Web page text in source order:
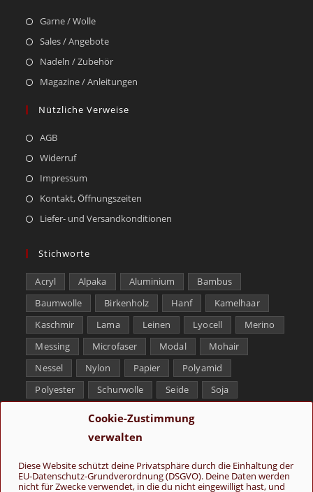
Cookie-Zustimmung
verwalten
Diese Website schützt deine Privatsphäre durch die Einhaltung der
EU-Datenschutz-Grundverordnung (DSGVO). Deine Daten werden
nicht für Zwecke verwendet, in die du nicht eingewilligt hast, und
Garne / Wolle
Sales / Angebote
Nadeln / Zubehör
Magazine / Anleitungen
Nützliche Verweise
AGB
Widerruf
Impressum
Kontakt, Öffnungszeiten
Liefer- und Versandkonditionen
Stichworte
Acryl Alpaka Aluminium
Bambus
Baumwolle
Birkenholz Hanf
Kamelhaar
Kaschmir
Lama Leinen Lyocell
Merino
Messing
Microfaser Modal
Mohair
Nessel
Nylon Papier
Polyamid
Polyester
Schurwolle Seide
Soja
Tencel
Yak
Folge uns